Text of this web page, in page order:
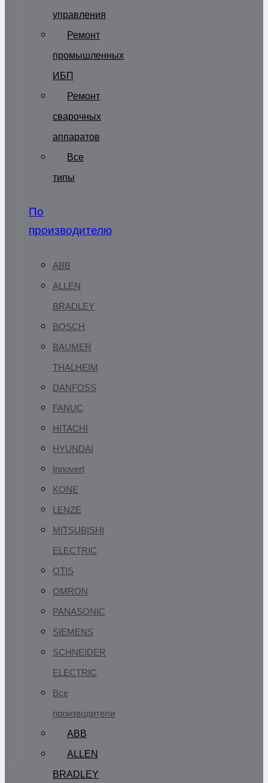
управления
Ремонт
промышленных
ИБП
Ремонт
сварочных
аппаратов
Все
типы
По
производителю
ABB
ALLEN
BRADLEY
BOSCH
BAUMER
THALHEIM
DANFOSS
FANUC
HITACHI
HYUNDAI
Innovert
KONE
LENZE
MITSUBISHI
ELECTRIC
OTIS
OMRON
PANASONIC
SIEMENS
SCHNEIDER
ELECTRIC
Все
производители
ABB
ALLEN
BRADLEY